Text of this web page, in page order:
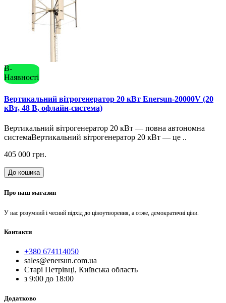
В-
Наявності
Вертикальний вітрогенератор 20 кВт Enersun-20000V (20
кВт, 48 В, офлайн-система)
Вертикальний вітрогенератор 20 кВт — повна автономна
системаВертикальний вітрогенератор 20 кВт — це ..
405 000 грн.
До кошика
Про наш магазин
У нас розумний і чесний підхід до ціноутворення, а отже, демократичні ціни.
Контакти
+380 674114050
sales@enersun.com.ua
Старі Петрівці, Київська область
з 9:00 до 18:00
Додатково